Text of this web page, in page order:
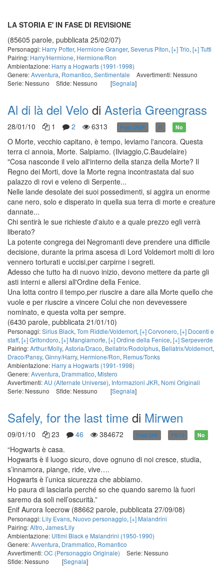
LA STORIA E' IN FASE DI REVISIONE
(85605 parole, pubblicata 25/02/07)
Personaggi: Harry Potter, Hermione Granger, Severus Piton, [+] Trio, [+] Tutti
Pairing: Harry/Hermione, Hermione/Ron
Ambientazione: Harry a Hogwarts (1991-1998)
Genere:Avventura, Romantico, Sentimentale
Avvertimenti: Nessuno
Serie: Nessuno
Sfide: Nessuno [Segnala]
Al di là del Velo di Asteria Greengrass
28/01/10 1 2 6313 Post-OOP R No
O Morte, vecchio capitano, è tempo, leviamo l'ancora. Questa
terra ci annoia, Morte. Salpiamo. (Ilviaggio,C.Baudelaire)
"Cosa nasconde il velo all'interno della stanza della Morte? Il
Regno dei Morti, dove la Morte regna incontrastata dal suo
palazzo di rovi e veleno di Serpente...
Nelle lande desolate dei suoi possedimenti, si aggira un enorme
cane nero, solo e disperato in quella sua terra di morte e creature
dannate...
Chi sentirà le sue richieste d'aiuto e a quale prezzo egli verrà
liberato?
La potente congrega dei Negromanti deve prendere una difficile
decisione, durante la prima ascesa di Lord Voldemort molti di loro
vennero torturati e uccisi,per carpirne i segreti.
Adesso che tutto ha di nuovo inizio, devono mettere da parte gli
asti interni e allersi all'Ordine della Fenice.
Una lotta contro il tempo,per riuscire a dare alla Morte quello che
vuole e per riuscire a vincere Colui che non devevessere
nominato, e questa volta per sempre.
(6430 parole, pubblicata 21/01/10)
Personaggi:Sirius Black, Tom Riddle/Voldemort, [+] Corvonero, [+] Docenti e
staff, [+] Grifondoro, [+] Mangiamorte, [+] Ordine della Fenice, [+] Serpeverde
Pairing:Arthur/Molly, Astoria/Draco, Bellatrix/Rodolphus, Bellatrix/Voldemort,
Draco/Pansy, Ginny/Harry, Hermione/Ron, Remus/Tonks
Ambientazione: Harry a Hogwarts (1991-1998)
Genere:Avventura, Drammatico, Mistero
Avvertimenti:AU (Alternate Universe), Informazioni JKR, Nomi Originali
Serie: Nessuno
Sfide: Nessuno [Segnala]
Safely, for the last time di Mirwen
09/01/10 23 46 384672 Post-DH PG13 No
“Hogwarts è casa.
Hogwarts è il luogo sicuro, dove ognuno di noi cresce, studia,
s’innamora, piange, ride, vive….
Hogwarts è l’unica sicurezza che abbiamo.
Ho paura di lasciarla perché so che quando saremo là fuori
saremo da soli nell’oscurità.”
Enif Aurora Icecrow (88662 parole, pubblicata 27/09/08)
Personaggi: Lily Evans, Nuovo personaggio, [+] Malandrini
Pairing:Altro, James/Lily
Ambientazione: Ultimi Black e Malandrini (1950-1990)
Genere:Avventura, Drammatico, Romantico
Avvertimenti:OC (Personaggio Originale)
Serie: Nessuno
Sfide: Nessuno
[Segnala]